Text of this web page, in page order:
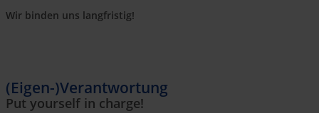
Wir binden uns langfristig!
(Eigen-)Verantwortung
Put yourself in charge!